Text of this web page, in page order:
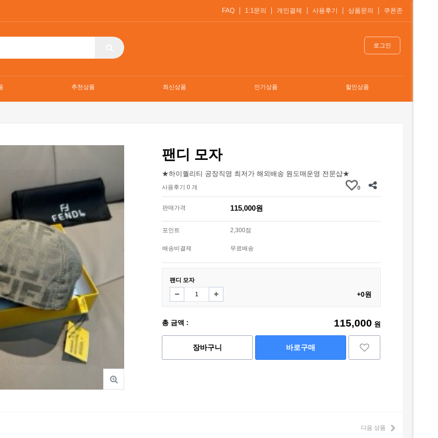
FAQ 1:1문의 개인결제 사용후기 상품문의 쿠폰존
로그인
추천상품 최신상품 인기상품 할인상품
팬디 모자
★하이퀄리티 공장직영 최저가 해외배송 원도매운영 전문샵★
사용후기 0 개 0
판매가격 115,000원
포인트 2,300점
배송비결제 무료배송
팬디 모자
+0원
총 금액 : 115,000 원
장바구니 바로구매
다음 상품